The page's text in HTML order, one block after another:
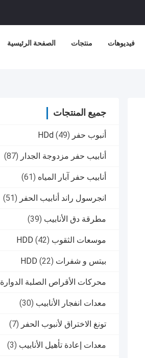
الصفحة الرئيسية منتجات فيديوهات
جميع المنتجات
أنبوب حفر HDd (49)
أنابيب حفر مزدوجة الجدار (87)
أنابيب حفر آبار المياه (61)
انجرسول راند أنابيب الحفر (51)
مطرقة دق الأنابيب (39)
موسعات الثقوب HDD (42)
بيتس و شفرات HDD (22)
محركات الأقراص الصلبة الدوارة
معدات انفجار الأنابيب (30)
تونغ الاختراق لأنبوب الحفر (7)
معدات إعادة تأهيل الأنابيب (3)